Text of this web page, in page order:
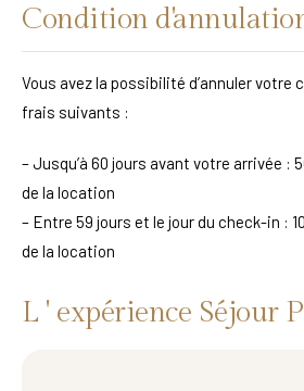
Condition
Vous avez la possibilité d’annuler votre
frais suivants :
– Jusqu’à 60 jours avant votre arrivée :
de la location
– Entre 59 jours et le jour du check-in :
de la location
L ' expérience Séjour